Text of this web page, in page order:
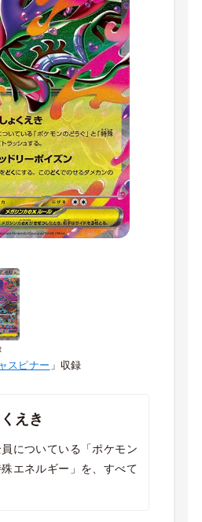
スピナー 」収録
えき
についている「ポケモン
エネルギー」を、すべて